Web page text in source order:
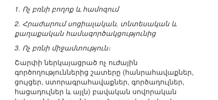
1. Ոչ բռնի բողոք և համոզում
2. Հրաժարում սոցիալական, տնտեսական և
քաղաքական համագործակցությունից
3. Ոչ բռնի միջամտություն։
Շարփի ներկայացրած ոչ ուժային
գործողություններից շատերը (հանրահավաքներ,
ցույցեր, ստորագրահավաքներ, գործադուլներ,
հացադուլներ և այլն) բավական սովորական